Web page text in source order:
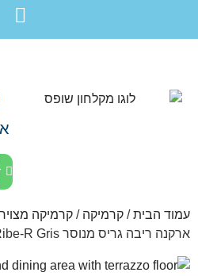
עמוד הבית/ קרמיקה / קרמיקה
ארקנה ריבה גריס מנוסר Arcana Ribe-R Gris